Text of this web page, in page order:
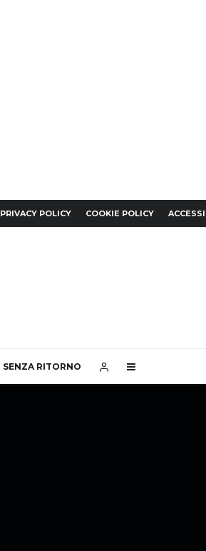
PRIVACY POLICY COOKIE POLICY
SENZA RITORNO